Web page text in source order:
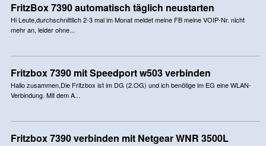
FritzBox 7390 automatisch täglich neustarten
Hi Leute,durchschnittlich 2-3 mal im Monat meldet meine FB meine VOIP-Nr. nicht
mehr an, leider ohne...
Fritzbox 7390 mit Speedport w503 verbinden
Hallo zusammen,Die Fritzbox ist im DG (2.OG) und ich benötige im EG eine WLAN-
Verbindung. Mit dem A...
Fritzbox 7390 verbinden mit Netgear WNR 3500L